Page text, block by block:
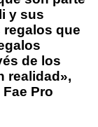
y sus
que
de los
realidad»,
Pro